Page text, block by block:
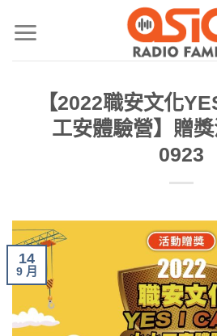
【2022職安文化
工安體驗營】贈
0923
14
9 月